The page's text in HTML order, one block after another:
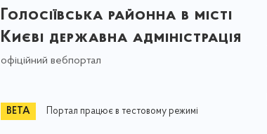
Голосіївська районна в місті
Києві державна адміністрація
офіційний вебпортал
Портал працює в тестовому режимі